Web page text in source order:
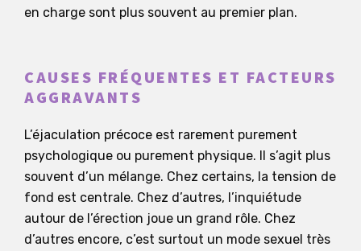
en charge sont plus souvent au premier plan.
CAUSES FRÉQUENTES ET FACTEURS
AGGRAVANTS
L’éjaculation précoce est rarement purement
psychologique ou purement physique. Il s’agit plus
souvent d’un mélange. Chez certains, la tension de
fond est centrale. Chez d’autres, l’inquiétude
autour de l’érection joue un grand rôle. Chez
d’autres encore, c’est surtout un mode sexuel très